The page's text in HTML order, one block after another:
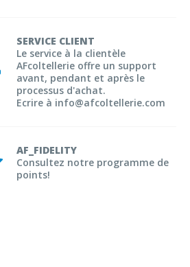
SERVICE CLIENT
Le service à la clientèle
AFcoltellerie offre un support
avant, pendant et après le
processus d'achat.
Ecrire à info@afcoltellerie.com
AF_FIDELITY
Consultez notre programme de
points!